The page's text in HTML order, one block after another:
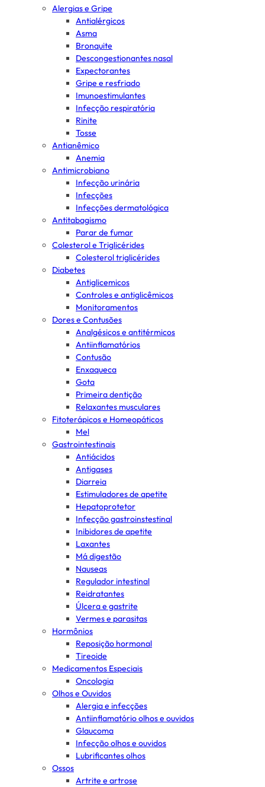
Alergias e Gripe
Antialérgicos
Asma
Bronquite
Descongestionantes nasal
Expectorantes
Gripe e resfriado
Imunoestimulantes
Infecção respiratória
Rinite
Tosse
Antianêmico
Anemia
Antimicrobiano
Infecção urinária
Infecções
Infecções dermatológica
Antitabagismo
Parar de fumar
Colesterol e Triglicérides
Colesterol triglicérides
Diabetes
Antiglicemicos
Controles e antiglicêmicos
Monitoramentos
Dores e Contusões
Analgésicos e antitérmicos
Antiinflamatórios
Contusão
Enxaqueca
Gota
Primeira dentição
Relaxantes musculares
Fitoterápicos e Homeopáticos
Mel
Gastrointestinais
Antiácidos
Antigases
Diarreia
Estimuladores de apetite
Hepatoprotetor
Infecção gastroinstestinal
Inibidores de apetite
Laxantes
Má digestão
Nauseas
Regulador intestinal
Reidratantes
Úlcera e gastrite
Vermes e parasitas
Hormônios
Reposição hormonal
Tireoide
Medicamentos Especiais
Oncologia
Olhos e Ouvidos
Alergia e infecções
Antiinflamatório olhos e ouvidos
Glaucoma
Infecção olhos e ouvidos
Lubrificantes olhos
Ossos
Artrite e artrose